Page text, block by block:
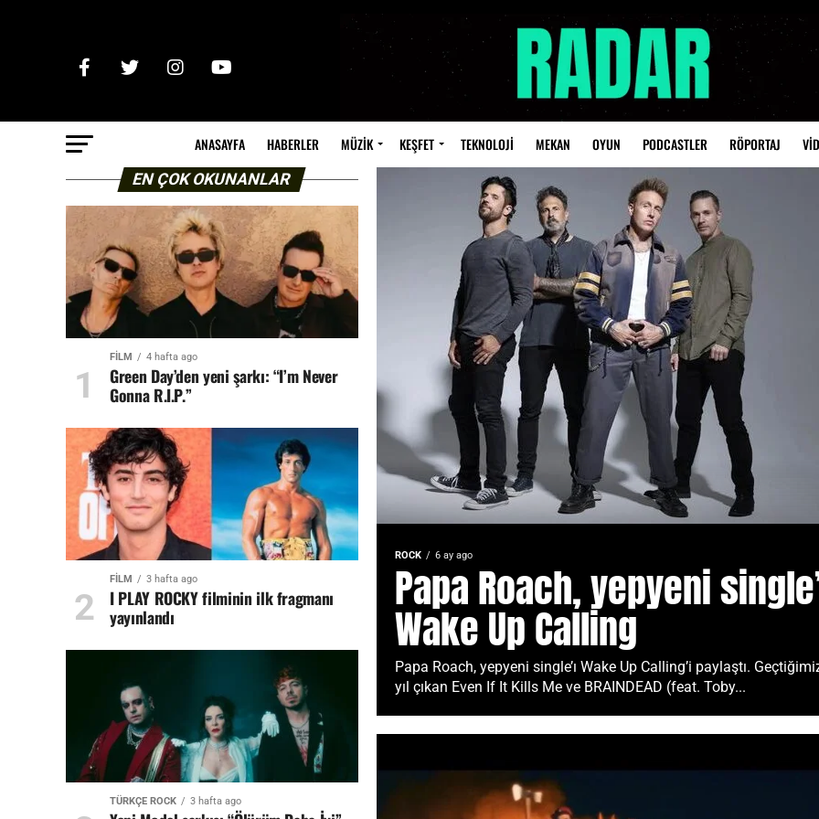
ANASAYFA HABERLER MÜZİK KEŞFET TEKNOLOJİ MEKAN OYUN PODCASTLER RÖPORTAJ
ROCK 6 ay ago
Papa Roach, yepyeni
Wake Up Calling
Papa Roach, yepyeni single’ı Wake Up Calling’i paylaştı.
yıl çıkan Even If It Kills Me ve BRAINDEAD (feat. Toby...
EN ÇOK OKUNANLAR
FİLM 4 hafta ago
Green Day’den yeni şarkı: “I’m Never
Gonna R.I.P.”
FİLM 3 hafta ago
I PLAY ROCKY filminin ilk fragmanı
yayınlandı
TÜRKÇE ROCK 3 hafta ago